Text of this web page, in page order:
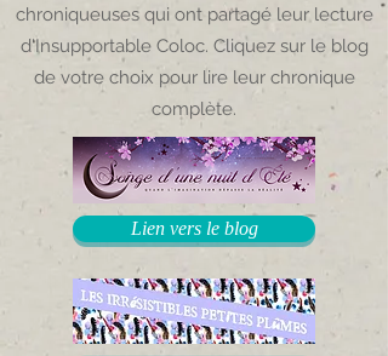
chroniqueuses qui ont partagé leur lecture
d'Insupportable Coloc. Cliquez sur le blog
de votre choix pour lire leur chronique
complète.
Lien vers le blog